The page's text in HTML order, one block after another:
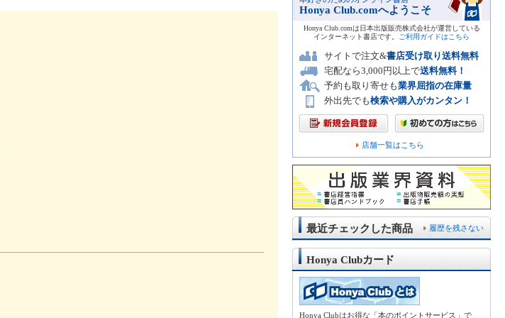
Honya Club.comへようこそ
Honya Club.comは日本出版販売株式会社が運営している
インターネット書店です。
ご利用ガイドはこちら
サイトで注文&書店受け取り送料無料
宅配なら3,000円以上で送料無料！
予約も取り寄せも業界屈指の在庫量
外出先でも検索や購入がカンタン！
店舗一覧はこちら
履歴を残さない
最近チェックした商品
Honya Clubカード
Honya Clubはお得な「本のポイントサービス」で